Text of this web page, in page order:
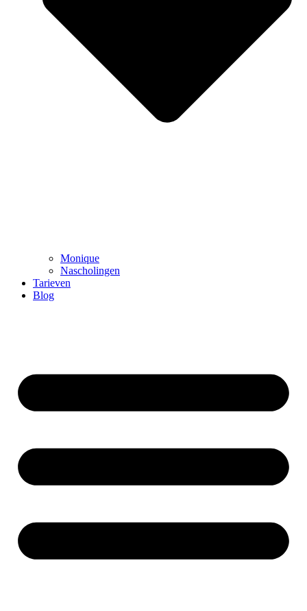
Monique
Nascholingen
Tarieven
Blog